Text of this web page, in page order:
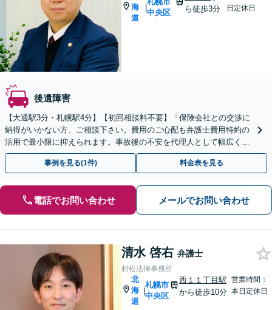
海
道
|
中央区
ら徒歩3分
日定休日
後遺障害
【大通駅3分・札幌駅4分】【初回相談料不要】「保険会社との交渉に
納得がいかない方、ご相談下さい。費用のご心配も弁護士費用特約の
活用で最小限に抑えられます。事故後の不安を代理人として幅広くカ
バー致します。【休日・夜間対応】【弁護士特約利用可】
事例を見る(1件) 料金表を見る
電話でお問い合わせ メールでお問い合わせ
清水 啓右 弁護士
村松法律事務所
北
海
道
|
札幌市
中央区
西１１丁目駅
から徒歩10分
営業時間：
本日定休日